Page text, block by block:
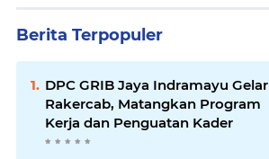
Berita Terpopuler
DPC GRIB Jaya Indramayu Gelar
Rakercab, Matangkan Program
Kerja dan Penguatan Kader